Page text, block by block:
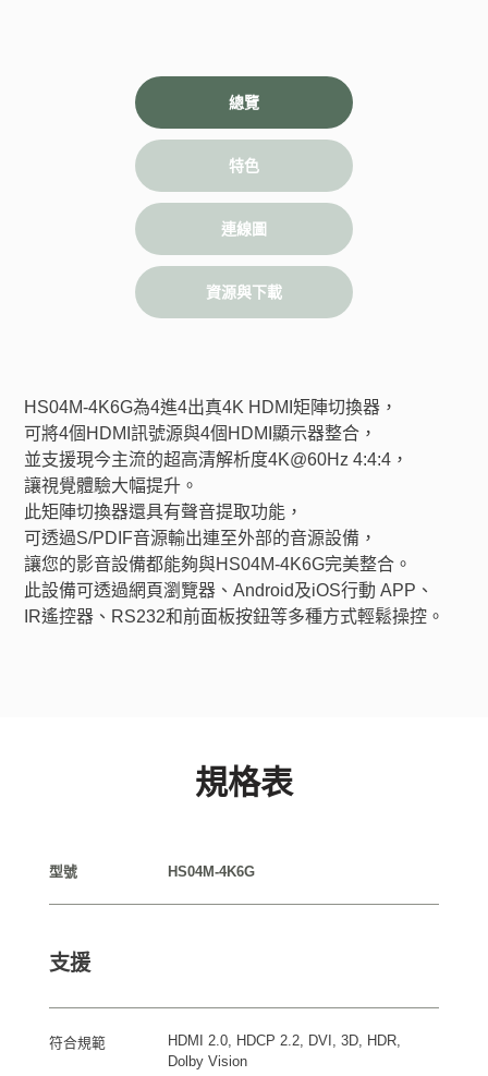
總覽
特色
連線圖
資源與下載
HS04M-4K6G為4進4出真4K HDMI矩陣切換器，
可將4個HDMI訊號源與4個HDMI顯示器整合，
並支援現今主流的超高清解析度4K@60Hz 4:4:4，
讓視覺體驗大幅提升。
此矩陣切換器還具有聲音提取功能，
可透過S/PDIF音源輸出連至外部的音源設備，
讓您的影音設備都能夠與HS04M-4K6G完美整合。
此設備可透過網頁瀏覽器、Android及iOS行動 APP、
IR遙控器、RS232和前面板按鈕等多種方式輕鬆操控。
規格表
型號 HS04M-4K6G
支援
符合規範
HDMI 2.0, HDCP 2.2, DVI, 3D, HDR,
Dolby Vision